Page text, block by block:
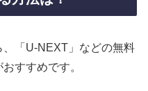
、「U-NEXT」などの無料
すすめです。